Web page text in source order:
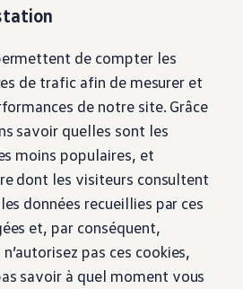
de compter les
de trafic afin de mesurer et
de notre site. Grâce
savoir quelles sont les
moins populaires, et
dont les visiteurs consultent
données recueillies par ces
et, par conséquent,
pas ces cookies,
savoir à quel moment vous